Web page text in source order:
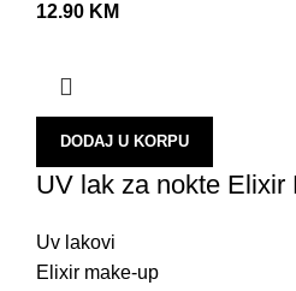
12.90 KM
DODAJ U KORPU
UV lak za nokte Elixir
Uv lakovi
Elixir make-up